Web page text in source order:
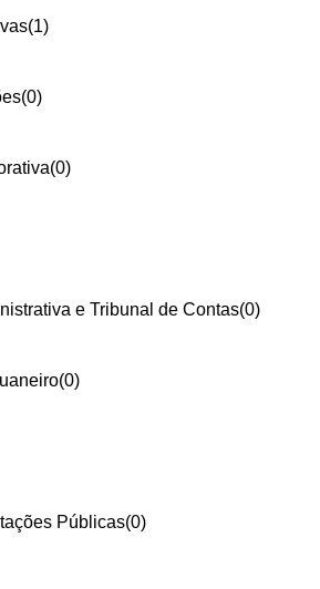
(1)
(0)
(0)
e Tribunal de Contas(0)
(0)
Públicas(0)